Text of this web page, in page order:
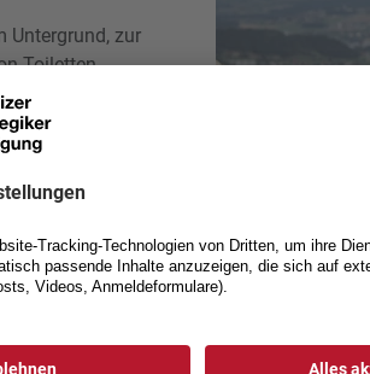
Untergrund, zur
Toiletten,
sich
hinaus hat der
Trac angeboten.
ermöglichen,
Karriere als
dem Luftgewehr